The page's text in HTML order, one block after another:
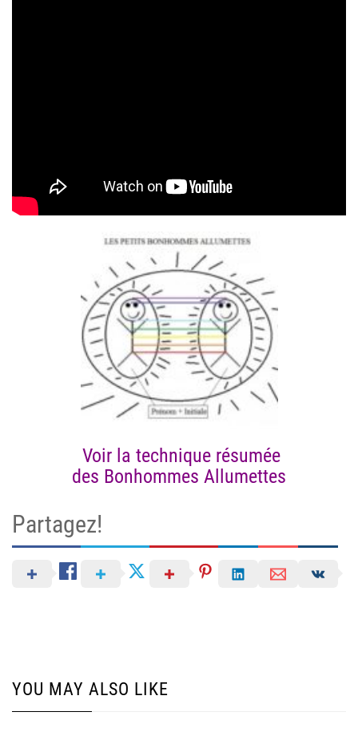
Voir la technique résumée
des Bonhommes Allumettes
Partagez!
YOU MAY ALSO LIKE